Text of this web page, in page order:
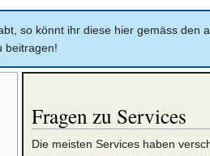
so könnt ihr diese hier gemäss den
beitragen!
Fragen zu Services
Die meisten Services haben